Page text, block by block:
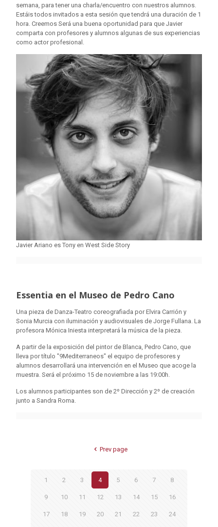
semana, para tener una charla/encuentro con nuestros alumnos.
Estáis todos invitados a esta sesión que tendrá una duración de 1
hora. Creemos Será una buena oportunidad para que Javier
comparta con profesores y alumnos algunas de sus experiencias
como actor profesional.
Javier Ariano es Tony en West Side Story
Essentia en el Museo de Pedro Cano
Una pieza de Danza-Teatro coreografiada por Elvira Carrión y
Sonia Murcia con iluminación y audiovisuales de Jorge Fullana. La
profesora Mónica Iniesta interpretará la música de la pieza.
A partir de la exposición del pintor de Blanca, Pedro Cano, que
lleva por título "9Mediterraneos" el equipo de profesores y
alumnos desarrollará una intervención en el Museo que acoge la
muestra. Será el próximo 15 de noviembre a las 19:00h.
Los alumnos participantes son de 2º Dirección y 2º de creación
junto a Sandra Roma.
Prev page
1 2 3 4 5 6 7 8
9 10 11 12 13 14 15 16
17 18 19 20 21 22 23 24